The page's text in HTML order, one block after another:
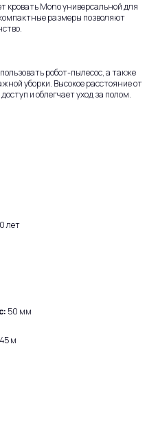
кровать Mono универсальной для
размеры позволяют
робот-пылесос, а также
уборки. Высокое расстояние от
и облегчает уход за полом.
лет
50 мм
м